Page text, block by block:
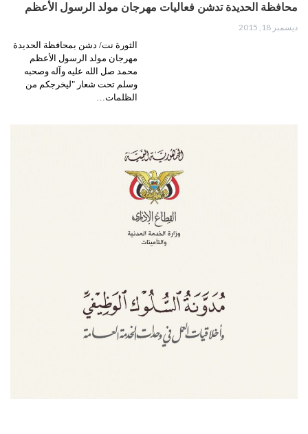
محافظة الحديدة تدشن فعاليات مهرجان مولد الرسول الأعظم
ديسمبر 18, 2015
الثورة نت/ دشن بمحافظة الحديدة
مهرجان مولد الرسول الأعظم
محمد صل الله عليه وآله وصحبه
وسلم تحت شعار "ليخرجكم من
الظلمات…